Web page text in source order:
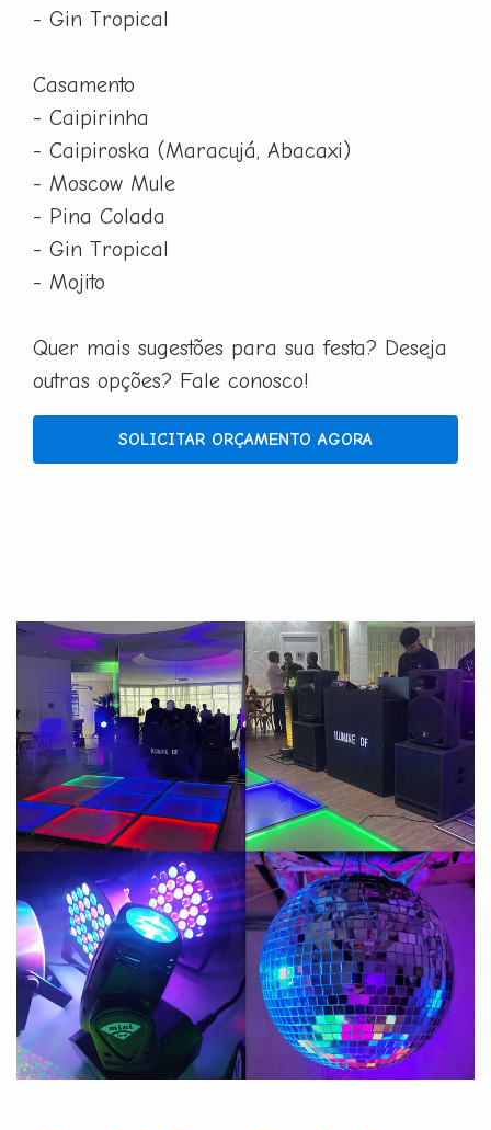
- Gin Tropical
Casamento
- Caipirinha
- Caipiroska (Maracujá, Abacaxi)
- Moscow Mule
- Pina Colada
- Gin Tropical
- Mojito
Quer mais sugestões para sua festa? Deseja
outras opções? Fale conosco!
SOLICITAR ORÇAMENTO AGORA